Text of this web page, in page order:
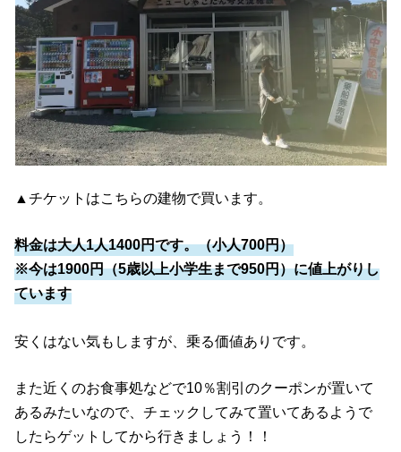
▲チケットはこちらの建物で買います。
料金は大人1人1400円です。（小人700円）
※今は1900円（5歳以上小学生まで950円）に値上がりし
ています
安くはない気もしますが、乗る価値ありです。
また近くのお食事処などで10％割引のクーポンが置いて
あるみたいなので、チェックしてみて置いてあるようで
したらゲットしてから行きましょう！！